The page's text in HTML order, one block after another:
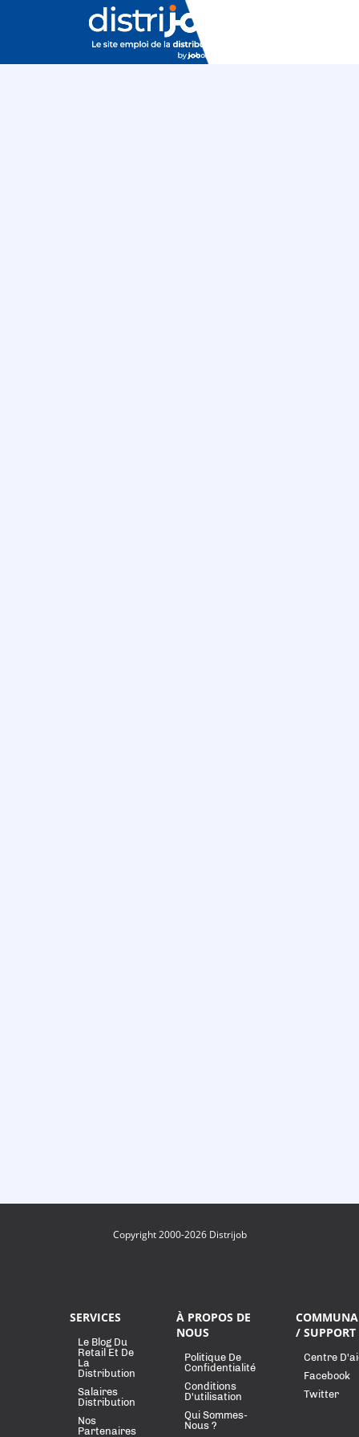
Copyright 2000-2026 Distrijob
SERVICES
Le Blog Du
Retail Et De
La
Distribution
Salaires
Distribution
Nos
Partenaires
À PROPOS DE
NOUS
Politique De
Confidentialité
Conditions
D'utilisation
Qui Sommes-
Nous ?
/ SUPPORT
Centre
Facebook
Twitter